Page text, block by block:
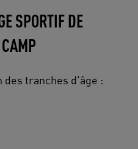
SPORTIF DE
tranches d'âge :